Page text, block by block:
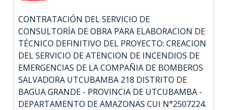
CONTRATACIÓN DEL SERVICIO DE
CONSULTORÍA DE OBRA PARA ELABORACION DE
TÉCNICO DEFINITIVO DEL PROYECTO: CREACION
DEL SERVICIO DE ATENCION DE INCENDIOS DE
EMERGENCIAS DE LA COMPAÑIA DE BOMBEROS
SALVADORA UTCUBAMBA 218 DISTRITO DE
BAGUA GRANDE - PROVINCIA DE UTCUBAMBA -
DEPARTAMENTO DE AMAZONAS CUI N°2507224.